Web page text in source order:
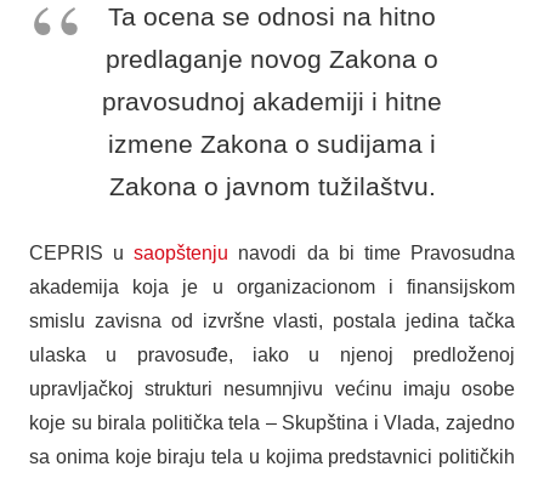
Ta ocena se odnosi na hitno
predlaganje novog Zakona o
pravosudnoj akademiji i hitne
izmene Zakona o sudijama i
Zakona o javnom tužilaštvu.
CEPRIS usaopštenju navodi da bi time Pravosudna
akademija koja je u organizacionom i finansijskom
smislu zavisna od izvršne vlasti, postala jedina tačka
ulaska u pravosuđe, iako u njenoj predloženoj
upravljačkoj strukturi nesumnjivu većinu imaju osobe
koje su birala politička tela – Skupština i Vlada, zajedno
sa onima koje biraju tela u kojima predstavnici političkih